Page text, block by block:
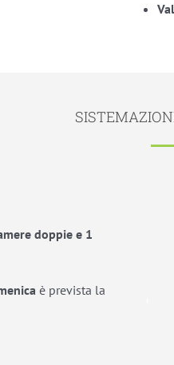
doppie e 1
è prevista la